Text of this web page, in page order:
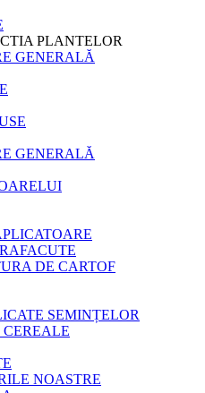
PLANTELOR
GENERALĂ
GENERALĂ
DE CARTOF
SEMINȚELOR
NOASTRE